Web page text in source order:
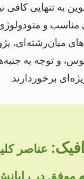
به تنهایی کافی
و
میان‌رشته‌ای،
و توجه به
برخوردارند.
عناصر